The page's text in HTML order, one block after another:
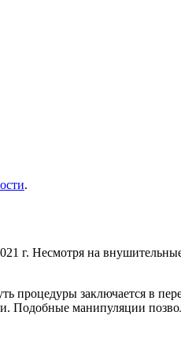
.
г. Несмотря на
заключается в
Подобные манипуляции